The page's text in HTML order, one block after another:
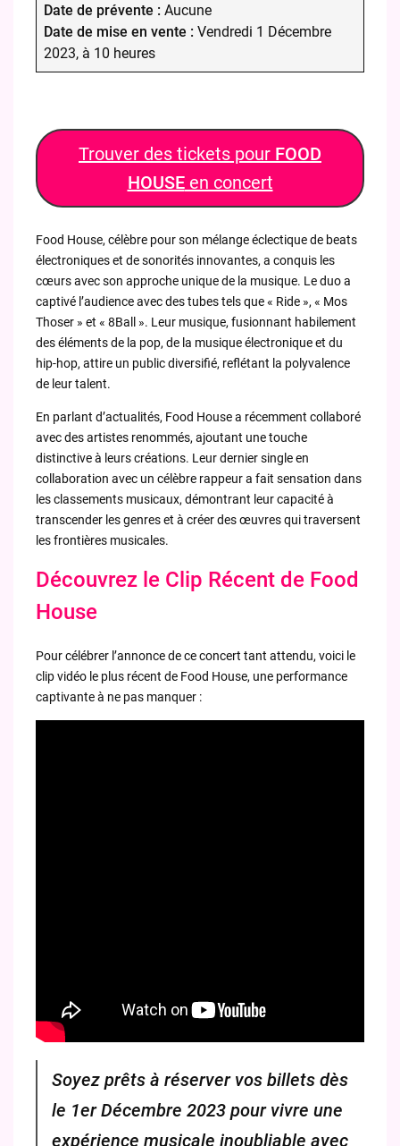
Date de prévente : Aucune
Date de mise en vente : Vendredi 1 Décembre
2023, à 10 heures
Trouver des tickets pour FOOD
HOUSEen concert
Food House, célèbre pour son mélange éclectique de beats
électroniques et de sonorités innovantes, a conquis les
cœurs avec son approche unique de la musique. Le duo a
captivé l’audience avec des tubes tels que « Ride », « Mos
Thoser » et « 8Ball ». Leur musique, fusionnant habilement
des éléments de la pop, de la musique électronique et du
hip-hop, attire un public diversifié, reflétant la polyvalence
de leur talent.
En parlant d’actualités, Food House a récemment collaboré
avec des artistes renommés, ajoutant une touche
distinctive à leurs créations. Leur dernier single en
collaboration avec un célèbre rappeur a fait sensation dans
les classements musicaux, démontrant leur capacité à
transcender les genres et à créer des œuvres qui traversent
les frontières musicales.
Découvrez le Clip Récent de Food
House
Pour célébrer l’annonce de ce concert tant attendu, voici le
clip vidéo le plus récent de Food House, une performance
captivante à ne pas manquer :
Soyez prêts à réserver vos billets dès
le 1er Décembre 2023 pour vivre une
expérience musicale inoubliable avec